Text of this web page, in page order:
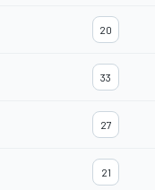
20
33
27
21